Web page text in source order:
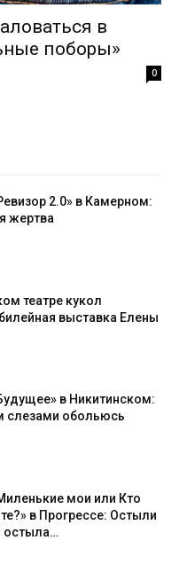
в
поборы»
0
2.0» в Камерном:
жертва
театре кукол
выставка Елены
в Никитинском:
слезами обольюсь
мои или Кто
в Прогрессе: Остыли
остыла…